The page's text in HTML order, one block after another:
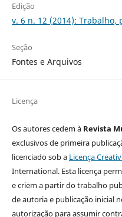
Edição
v. 6 n. 12 (2014):
Seção
Fontes e Arquivos
Licença
Os autores cedem à Revista
exclusivos de primeira
licenciado sob a Licença
International. Esta licença
e criem a partir do trabalho
de autoria e publicação inicial
autorização para assumir